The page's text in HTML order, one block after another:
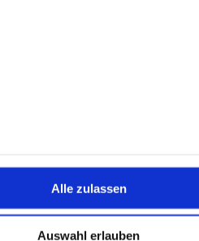
Alle zulassen
Auswahl erlauben